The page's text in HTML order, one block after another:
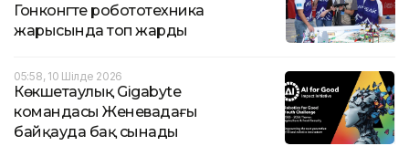
Гонконгте робототехника
жарысында топ жарды
05:58, 10 Шілде 2026
Көкшетаулық Gigabyte
командасы Женевадағы
байқауда бақ сынады